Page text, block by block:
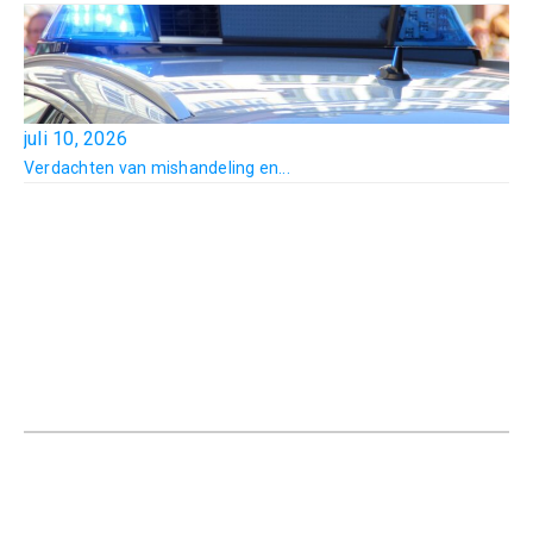
juli 10, 2026
Verdachten van mishandeling en...